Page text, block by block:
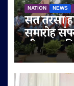
NATION NEWS
संत तेरेसा
समारोह
जीवन का